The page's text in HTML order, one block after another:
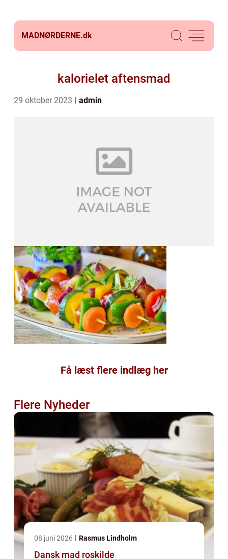
MADNØRDERNE.dk
kalorielet aftensmad
29 oktober 2023 admin
Få læst flere indlæg her
Flere Nyheder
08 juni 2026 Rasmus Lindholm
Dansk mad roskilde